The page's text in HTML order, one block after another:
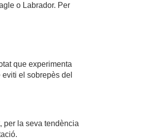
o Labrador. Per
que experimenta
el sobrepès del
per la seva tendència